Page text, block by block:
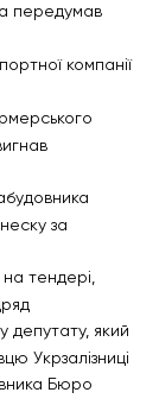
передумав
компанії
за
тендері,
депутату, який
Укрзалізниці
Бюро